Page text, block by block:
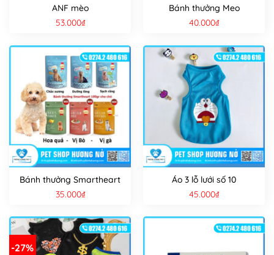
ANF mèo
53.000₫
Bánh thưởng Meo
40.000₫
Bánh thưởng Smartheart
35.000₫
Áo 3 lỗ lưới số 10
45.000₫
-27%